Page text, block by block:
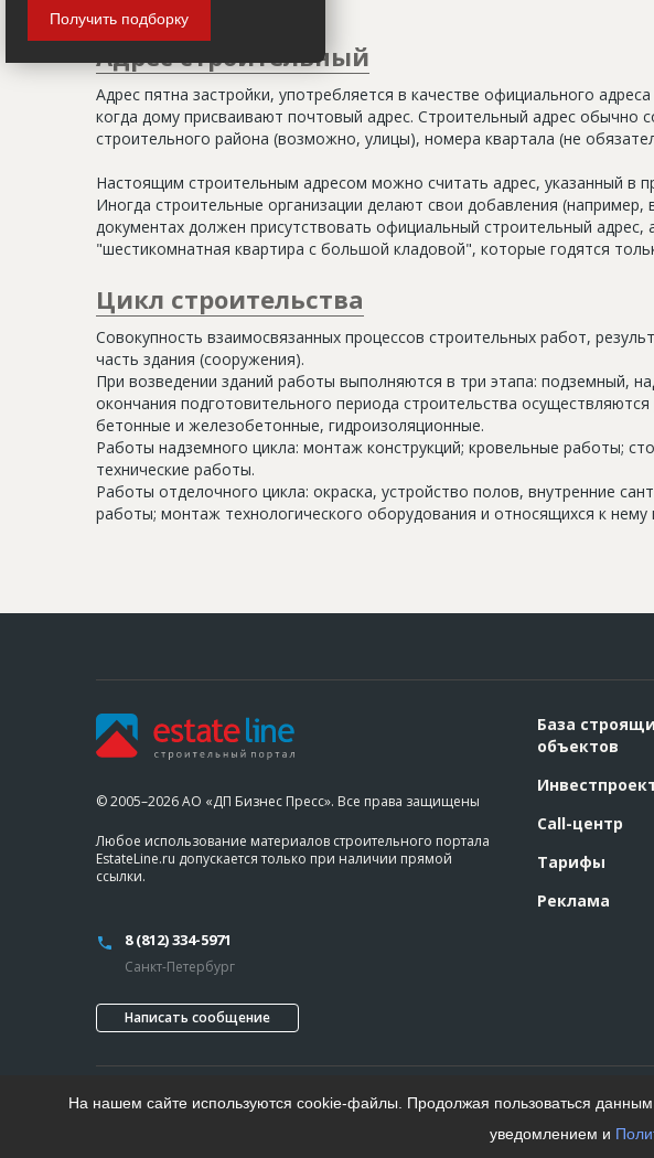
Адрес строительный
Адрес пятна застройки, употребляется в качестве официального
когда дому присваивают почтовый адрес. Строительный адрес обычно
строительного района (возможно, улицы), номера квартала (не
Настоящим строительным адресом можно считать адрес, указанный в
Иногда строительные организации делают свои добавления
документах должен присутствовать официальный строительный адрес,
"шестикомнатная квартира с большой кладовой", которые годятся
Цикл строительства
Совокупность взаимосвязанных процессов строительных работ,
часть здания (сооружения).
При возведении зданий работы выполняются в три этапа: подземный,
окончания подготовительного периода строительства
бетонные и железобетонные, гидроизоляционные.
Работы надземного цикла: монтаж конструкций; кровельные работы;
технические работы.
Работы отделочного цикла: окраска, устройство полов, внутренние
работы; монтаж технологического оборудования и относящихся к нему
© 2005–2026 АО «ДП Бизнес Пресс». Все права защищены
Любое использование материалов строительного портала
EstateLine.ru допускается только при наличии прямой
ссылки.
8 (812) 334-5971
Санкт-Петербург
Написать сообщение
База
объектов
Call-центр
Тарифы
Реклама
Проект «Делового Петербурга»
На
На нашем сайте используются cookie-файлы. Продолжая пользоваться
уведомлением и
Получить подборку